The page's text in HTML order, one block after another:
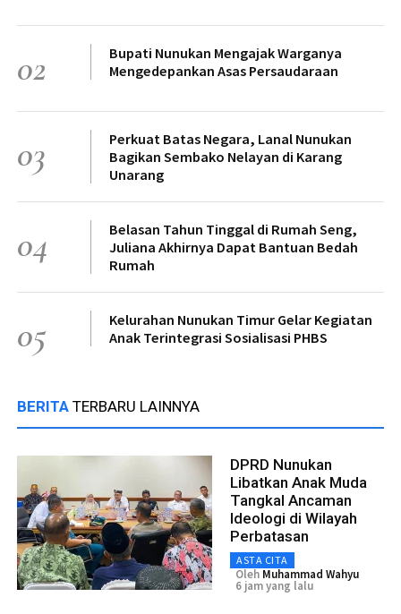
02
Bupati Nunukan Mengajak Warganya
Mengedepankan Asas Persaudaraan
03
Perkuat Batas Negara, Lanal Nunukan
Bagikan Sembako Nelayan di Karang
Unarang
04
Belasan Tahun Tinggal di Rumah Seng,
Juliana Akhirnya Dapat Bantuan Bedah
Rumah
05
Kelurahan Nunukan Timur Gelar Kegiatan
Anak Terintegrasi Sosialisasi PHBS
BERITA TERBARU LAINNYA
DPRD Nunukan
Libatkan Anak Muda
Tangkal Ancaman
Ideologi di Wilayah
Perbatasan
ASTA CITA
Oleh Muhammad Wahyu
6 jam yang lalu